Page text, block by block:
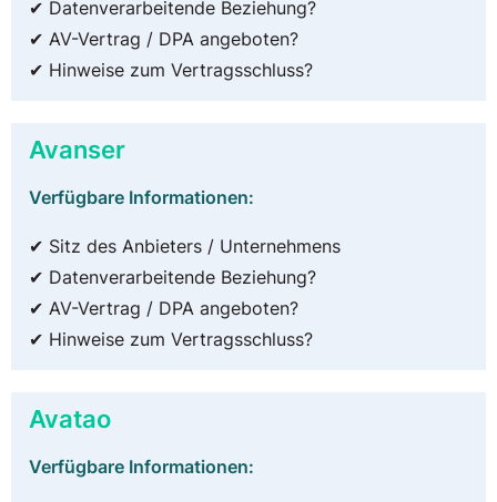
✔ Datenverarbeitende Beziehung?
✔ AV-Vertrag / DPA angeboten?
✔ Hinweise zum Vertragsschluss?
Avanser
Verfügbare Informationen:
✔ Sitz des Anbieters / Unternehmens
✔ Datenverarbeitende Beziehung?
✔ AV-Vertrag / DPA angeboten?
✔ Hinweise zum Vertragsschluss?
Avatao
Verfügbare Informationen: